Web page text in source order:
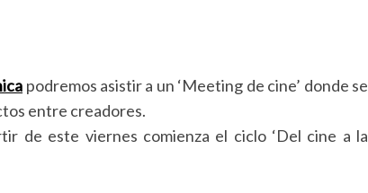
podremos asistir a un ‘Meeting de cine’ donde se
entre creadores.
de este viernes comienza el ciclo ‘Del cine a la